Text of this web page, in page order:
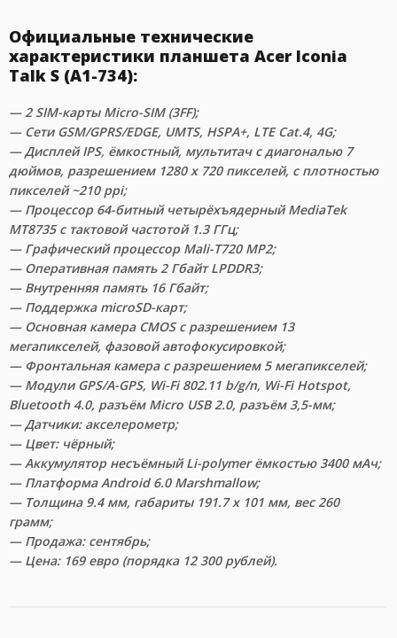
Официальные технические
характеристики планшета Acer Iconia
Talk S (A1-734):
— 2 SIM-карты Micro-SIM (3FF);
— Сети GSM/GPRS/EDGE, UMTS, HSPA+, LTE Cat.4, 4G;
— Дисплей IPS, ёмкостный, мультитач с диагональю 7
дюймов, разрешением 1280 x 720 пикселей, с плотностью
пикселей ~210 ppi;
— Процессор 64-битный четырёхъядерный MediaTek
MT8735 с тактовой частотой 1.3 ГГц;
— Графический процессор Mali-T720 MP2;
— Оперативная память 2 Гбайт LPDDR3;
— Внутренняя память 16 Гбайт;
— Поддержка microSD-карт;
— Основная камера CMOS с разрешением 13
мегапикселей, фазовой автофокусировкой;
— Фронтальная камера с разрешением 5 мегапикселей;
— Модули GPS/A-GPS, Wi-Fi 802.11 b/g/n, Wi-Fi Hotspot,
Bluetooth 4.0, разъём Micro USB 2.0, разъём 3,5-мм;
— Датчики: акселерометр;
— Цвет: чёрный;
— Аккумулятор несъёмный Li-polymer ёмкостью 3400 мАч;
— Платформа Android 6.0 Marshmallow;
— Толщина 9.4 мм, габариты 191.7 x 101 мм, вес 260
грамм;
— Продажа: сентябрь;
— Цена: 169 евро (порядка 12 300 рублей).